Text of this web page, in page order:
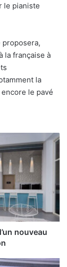
le pianiste
proposera,
la française à
la
le pavé
nouveau